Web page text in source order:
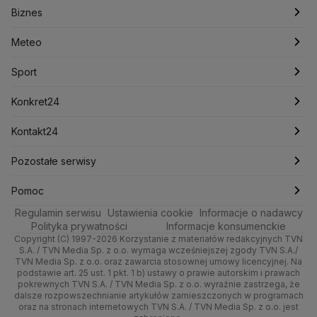
Kryptowaluty
Lotnisko Chopina
Mariusz Błaszczak
Mark Zuckerberg
Ministerstwo Aktywów Państwowych
Ministerstwo Infrastruktury
Ministerstwo Rolnictwa
Ministerstwo Rozwoju i Technologii
Ministerstwo Sportu i Turystyki
Ministerstwo Cyfryzacji
Ministerstwo Edukacji Narodowej
Ministerstwo Finansów
Ministerstwo Klimatu i Środowiska
Biznes
Meteo
Sport
Zdrowie
Technologia
Quizy
Tematy
Podcasty
Artykuły
Newslettery
Fakty po Faktach
Fakty o Świecie
Ludzie Faktów
Warszawa
Łódź
Katowice
Kraków
Poznań
Trójmiasto
Kielce
Kujawsko-pomorskie
Lublin
Lubuskie
Biznes
Najnowsze
Notowania
Pieniądze
Nieruchomości
Rynki
Dla firm
Handel
Ze świata
Tech
Moto
Meteo
Pogoda godzinowa
Pogoda długoterminowa
Pogoda na jutro
Pogoda na weekend
Najnowsze
Polska
Prognoza
Świat
Nauka
Sport
Piłka Nożna
Tenis
Kolarstwo
Skoki Narciarskie
Sporty zimowe
Lekkoatletyka
Siatkówka
F1
Konkret24
Najnowsze
Polska
Świat
Polityka
Zdrowie
Tech
Nauka
Kontakt24
Najnowsze
Gorące Tematy
Wyślij zgłoszenie
Pozostałe serwisy
TVN
Dzień Dobry TVN
Uwaga TVN
HGTV
TVN Turbo
Pomoc
Centrum pomocy
Test zgodności
Oglądaj na TV
Zrealizuj voucher
Regulamin serwisu Ustawienia cookie
Informacje o nadawcy
Polityka prywatności
Informacje konsumenckie
Copyright (C) 1997-2026 Korzystanie z materiałów redakcyjnych TVN
S.A. / TVN Media Sp. z o.o. wymaga wcześniejszej zgody TVN S.A./
TVN Media Sp. z o.o. oraz zawarcia stosownej umowy licencyjnej. Na
podstawie art. 25 ust. 1 pkt. 1 b) ustawy o prawie autorskim i prawach
pokrewnych TVN S.A. / TVN Media Sp. z o.o. wyraźnie zastrzega, że
dalsze rozpowszechnianie artykułów zamieszczonych w programach
oraz na stronach internetowych TVN S.A. / TVN Media Sp. z o.o. jest